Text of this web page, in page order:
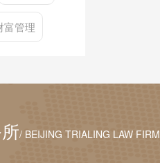
富管理
/ BEIJING TRIALING LAW FIRM